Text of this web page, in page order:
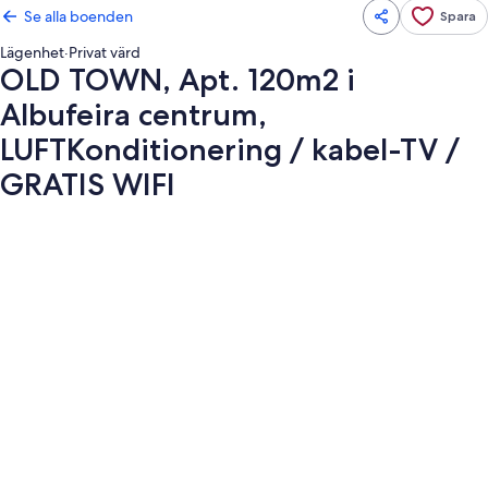
Se alla boenden Spara
Lägenhet·Privat värd
OLD TOWN, Apt. 120m2 i
Albufeira centrum,
LUFTKonditionering / kabel-TV /
GRATIS WIFI